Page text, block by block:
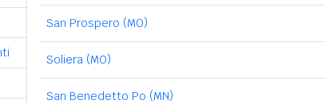
San Prospero (MO)
Soliera (MO)
San Benedetto Po (MN)